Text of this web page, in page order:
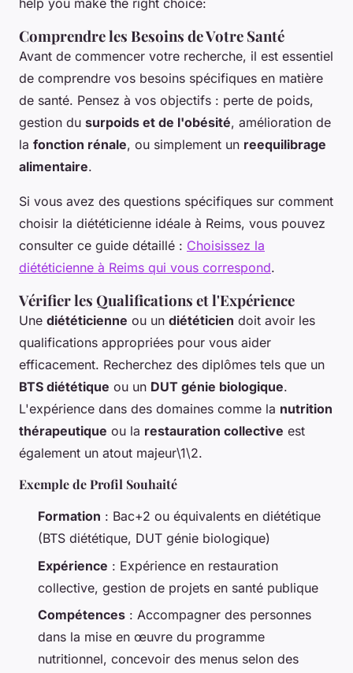
help you make the right choice:
Comprendre les Besoins de Votre Santé
Avant de commencer votre recherche, il est essentiel
de comprendre vos besoins spécifiques en matière
de santé. Pensez à vos objectifs : perte de poids,
gestion du surpoids et de l'obésité, amélioration de
la fonction rénale, ou simplement un reequilibrage
alimentaire.
Si vous avez des questions spécifiques sur comment
choisir la diététicienne idéale à Reims, vous pouvez
consulter ce guide détaillé : Choisissez la
diététicienne à Reims qui vous correspond.
Vérifier les Qualifications et l'Expérience
Une diététicienne ou un diététicien doit avoir les
qualifications appropriées pour vous aider
efficacement. Recherchez des diplômes tels que un
BTS diététique ou un DUT génie biologique.
L'expérience dans des domaines comme la nutrition
thérapeutique ou la restauration collective est
également un atout majeur\1\2.
Exemple de Profil Souhaité
Formation : Bac+2 ou équivalents en diététique
(BTS diététique, DUT génie biologique)
Expérience : Expérience en restauration
collective, gestion de projets en santé publique
Compétences : Accompagner des personnes
dans la mise en œuvre du programme
nutritionnel, concevoir des menus selon des